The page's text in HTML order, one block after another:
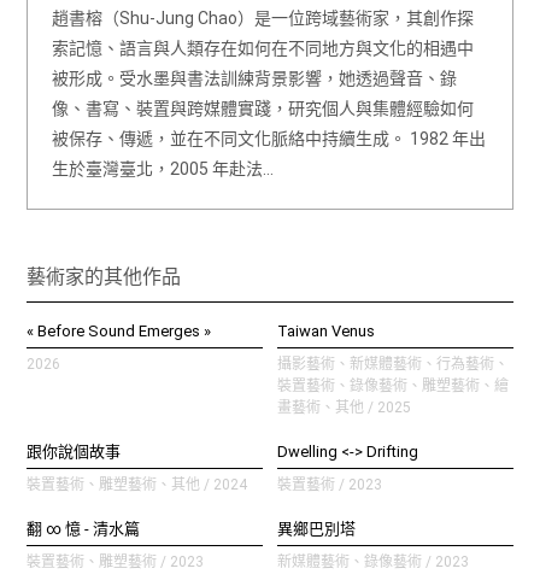
趙書榕（Shu-Jung Chao）是一位跨域藝術家，其創作探
索記憶、語言與人類存在如何在不同地方與文化的相遇中
被形成。受水墨與書法訓練背景影響，她透過聲音、錄
像、書寫、裝置與跨媒體實踐，研究個人與集體經驗如何
被保存、傳遞，並在不同文化脈絡中持續生成。 1982 年出
生於臺灣臺北，2005 年赴法…
藝術家的其他作品
« Before Sound Emerges »
2026
Taiwan Venus
攝影藝術、新媒體藝術、行為藝術、
裝置藝術、錄像藝術、雕塑藝術、繪
畫藝術、其他 / 2025
跟你說個故事
裝置藝術、雕塑藝術、其他 / 2024
Dwelling <-> Drifting
裝置藝術 / 2023
翻 ∞ 憶 - 清水篇
裝置藝術、雕塑藝術 / 2023
異鄉巴別塔
新媒體藝術、錄像藝術 / 2023